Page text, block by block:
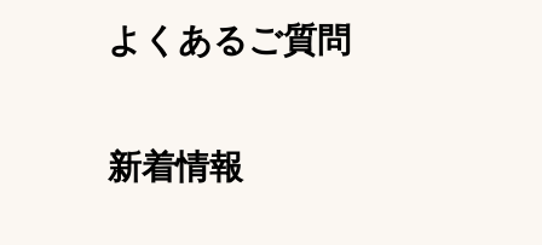
よくあるご質問
新着情報